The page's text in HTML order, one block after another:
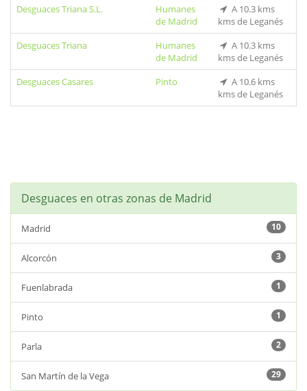
Desguaces Triana S.L.
Humanes
de Madrid
A 10.3 kms
kms de Leganés
Desguaces Triana
Humanes
de Madrid
A 10.3 kms
kms de Leganés
Desguaces Casares
Pinto
A 10.6 kms
kms de Leganés
Desguaces en otras zonas de Madrid
Madrid 10
Alcorcón 3
Fuenlabrada 1
Pinto 1
Parla 2
San Martín de la Vega 29